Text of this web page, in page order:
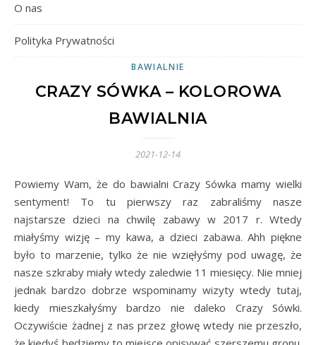
O nas
Polityka Prywatności
BAWIALNIE
CRAZY SÓWKA – KOLOROWA
BAWIALNIA
2021-12-14
Powiemy Wam, że do bawialni Crazy Sówka mamy wielki
sentyment! To tu pierwszy raz zabraliśmy nasze
najstarsze dzieci na chwilę zabawy w 2017 r. Wtedy
miałyśmy wizję – my kawa, a dzieci zabawa. Ahh piękne
było to marzenie, tylko że nie wzięłyśmy pod uwagę, że
nasze szkraby miały wtedy zaledwie 11 miesięcy. Nie mniej
jednak bardzo dobrze wspominamy wizyty wtedy tutaj,
kiedy mieszkałyśmy bardzo nie daleko Crazy Sówki.
Oczywiście żadnej z nas przez głowę wtedy nie przeszło,